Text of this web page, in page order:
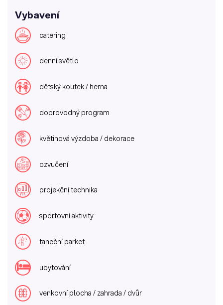
Vybavení
catering
denní světlo
dětský koutek / herna
doprovodný program
květinová výzdoba / dekorace
ozvučení
projekční technika
sportovní aktivity
taneční parket
ubytování
venkovní plocha / zahrada / dvůr